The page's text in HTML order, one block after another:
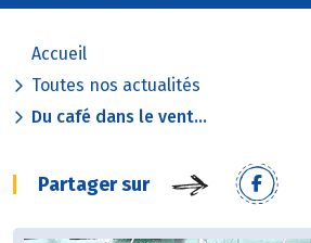
Accueil
Toutes nos actualités
Du café dans le vent...
Partager sur